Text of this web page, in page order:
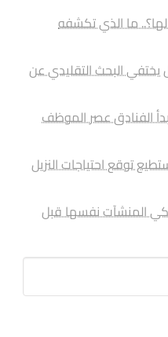
ما الذي تكشفه
يختفي البحث التقليدي عن
الفنادق عصر الموظف
توقع احتياجات النزيل
المنشآت نفسها قبل